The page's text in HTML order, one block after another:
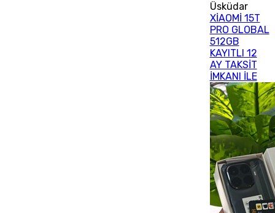
Üsküdar
XİAOMİ 15T
PRO GLOBAL
512GB
KAYITLI 12
AY TAKSİT
İMKANI İLE